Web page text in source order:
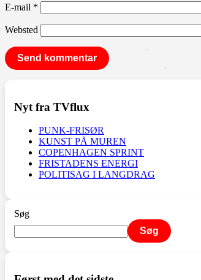
E-mail *
Websted
Nyt fra TVflux
PUNK-FRISØR
KUNST PÅ MUREN
COPENHAGEN SPRINT
FRISTADENS ENERGI
POLITISAG I LANGDRAG
Søg
Søg